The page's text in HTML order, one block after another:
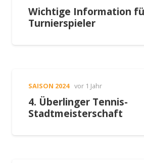
Wichtige Information
Turnierspieler
SAISON 2024 vor 1 Jahr
4. Überlinger Tennis-
Stadtmeisterschaft